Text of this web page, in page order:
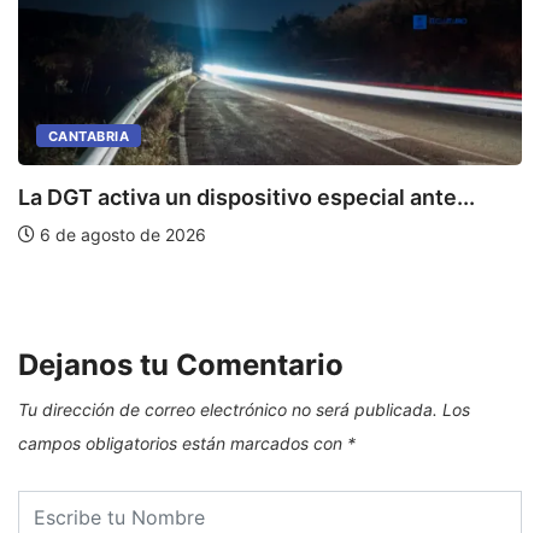
CANTABRIA
La DGT activa un dispositivo especial ante...
6 de agosto de 2026
Dejanos tu Comentario
Tu dirección de correo electrónico no será publicada. Los
campos obligatorios están marcados con *